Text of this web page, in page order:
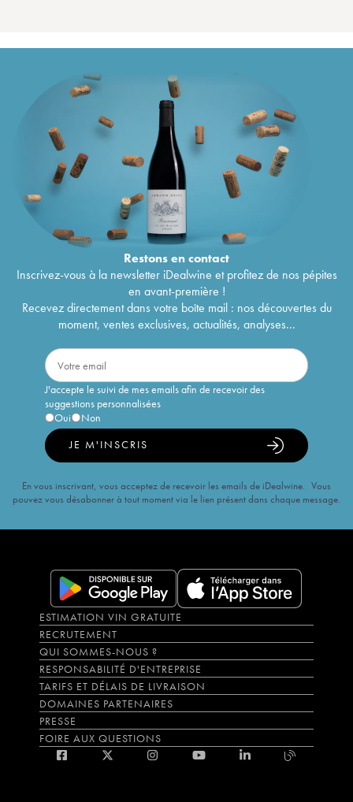
Restons encontact
Inscrivez-vous à la newsletter iDealwine et profitez de nos pépites
en avant-première !
Recevez directement dans votre boîte mail : nos découvertes du
moment, ventes exclusives, actualités, analyses...
J'accepte le suivi de mes emails afin de recevoir des
suggestions personnalisées
Oui
Non
JE M'INSCRIS
En vous inscrivant, vous acceptez de recevoir les emails de iDealwine. Vous
pouvez vous désabonner à tout moment via le lien présent dans chaque message.
ESTIMATION VIN GRATUITE
RECRUTEMENT
QUI SOMMES-NOUS ?
RESPONSABILITÉ D'ENTREPRISE
TARIFS ET DÉLAIS DE LIVRAISON
DOMAINES PARTENAIRES
PRESSE
FOIRE AUX QUESTIONS